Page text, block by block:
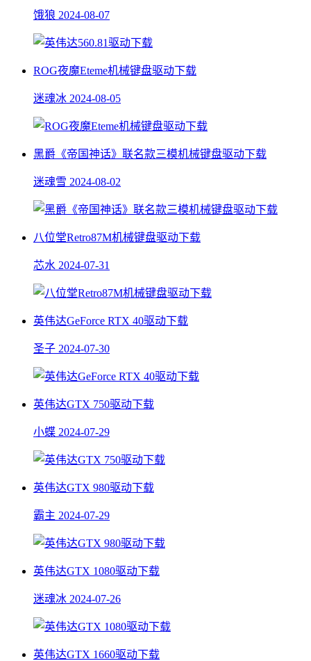
饿狼 2024-08-07
ROG夜魔Eteme机械键盘驱动下载
迷魂冰 2024-08-05
黑爵《帝国神话》联名款三模机械键盘驱动下载
迷魂雪 2024-08-02
八位堂Retro87M机械键盘驱动下载
芯水 2024-07-31
英伟达GeForce RTX 40驱动下载
圣子 2024-07-30
英伟达GTX 750驱动下载
小蝶 2024-07-29
英伟达GTX 980驱动下载
霸主 2024-07-29
英伟达GTX 1080驱动下载
迷魂冰 2024-07-26
英伟达GTX 1660驱动下载